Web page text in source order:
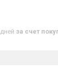
за счет